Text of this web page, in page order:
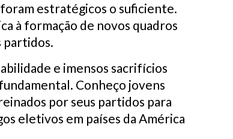
estratégicos o suficiente.
à formação de novos quadros
partidos.
e imensos sacrifícios
Conheço jovens
por seus partidos para
eletivos em países da América